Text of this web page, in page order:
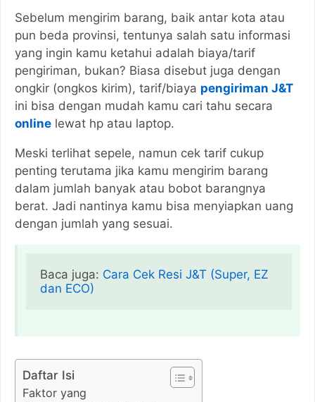
Sebelum mengirim barang, baik antar kota atau
pun beda provinsi, tentunya salah satu informasi
yang ingin kamu ketahui adalah biaya/tarif
pengiriman, bukan? Biasa disebut juga dengan
ongkir (ongkos kirim), tarif/biaya pengiriman J&T
ini bisa dengan mudah kamu cari tahu secara
online lewat hp atau laptop.
Meski terlihat sepele, namun cek tarif cukup
penting terutama jika kamu mengirim barang
dalam jumlah banyak atau bobot barangnya
berat. Jadi nantinya kamu bisa menyiapkan uang
dengan jumlah yang sesuai.
Baca juga: Cara Cek Resi J&T (Super, EZ
dan ECO)
Daftar Isi
Faktor yang